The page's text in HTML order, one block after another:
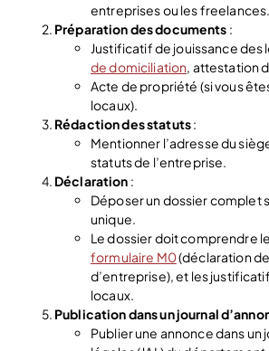
entreprises ou les freelances.
Préparation des documents :
Justificatif de jouissance des
de domiciliation, attestation
Acte de propriété (si vous
locaux).
Rédaction des statuts:
Mentionner l’adresse du
statuts de l’entreprise.
Déclaration :
Déposer un dossier complet
unique.
Le dossier doit comprendre
formulaire M0(déclaration
d’entreprise), et les
locaux.
Publication dans un journal
Publier une annonce dans un